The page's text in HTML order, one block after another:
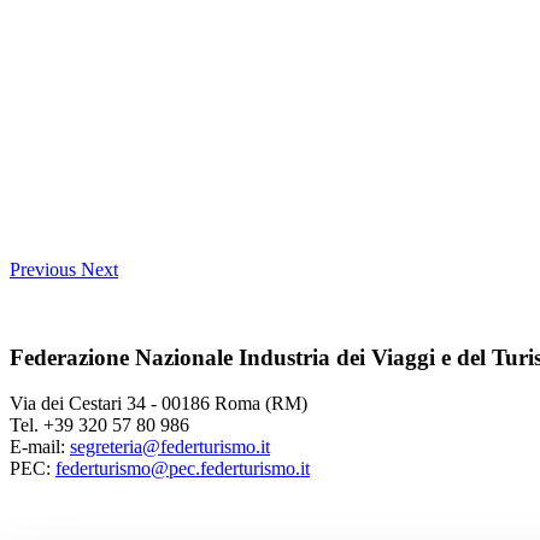
Previous Next
Federazione Nazionale Industria dei Viaggi e del
Via dei Cestari 34 - 00186 Roma (RM)
Tel. +39 320 57 80 986
E-mail: segreteria@federturismo.it
PEC: federturismo@pec.federturismo.it